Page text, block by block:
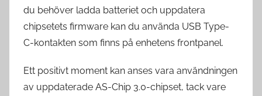
du behöver ladda batteriet och uppdatera
chipsetets firmware kan du använda USB Type-
C-kontakten som finns på enhetens frontpanel.
Ett positivt moment kan anses vara användningen
av uppdaterade AS-Chip 3.0-chipset, tack vare